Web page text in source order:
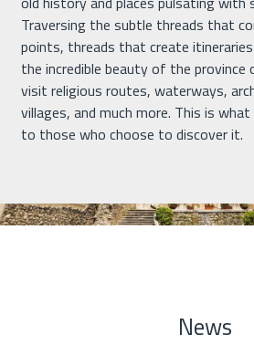
Traversing the subtle threads that
points, threads that create
the incredible beauty of the province
visit religious routes, waterways,
villages, and much more. This is
to those who choose to discover it.
News